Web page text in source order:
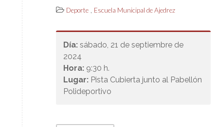
Deporte , Escuela Municipal de Ajedrez
Día: sábado, 21 de septiembre de
2024
Hora: 9:30 h.
Lugar: Pista Cubierta junto al Pabellón
Polideportivo